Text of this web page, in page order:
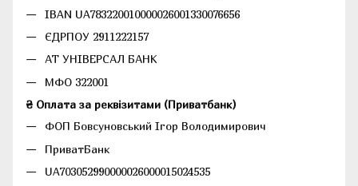
IBAN UA783220010000026001330076656
ЄДРПОУ 2911222157
АТ УНІВЕРСАЛ БАНК
МФО 322001
₴ Оплата за реквізитами (Приватбанк)
ФОП Бовсуновський Ігор Володимирович
ПриватБанк
UA703052990000026000015024535